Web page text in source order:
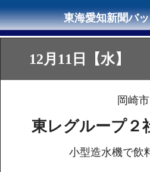
12月11日【水】
岡崎市
東レグループ２
小型造水機で飲